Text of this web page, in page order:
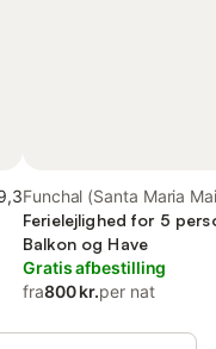
Funchal (Santa Maria
Maderia
Ferielejlighed for 5
Balkon og Have
Gratis afbestilling
fra800 kr.per nat